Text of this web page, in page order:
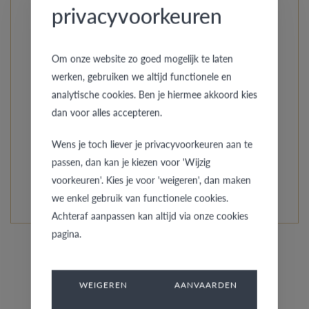
AURODESIGN est la prestigieuse collection d’alliances et
d’une de nos premières collections à avoir vu le jour, vous
y trouverez des créations de divers designers propres.
Dans toutes sortes de styles, matériaux et finitions. Ce
sont la créativité et l’expertise qui confèrent aux bagues
EN SAVOIR PLUS DE CETTE COLLECTION
privacyvoorkeuren
Om onze website zo goed mogelijk te laten
werken, gebruiken we altijd functionele en
analytische cookies. Ben je hiermee akkoord kies
dan voor alles accepteren.
Wens je toch liever je privacyvoorkeuren aan te
passen, dan kan je kiezen voor 'Wijzig
voorkeuren'. Kies je voor 'weigeren', dan maken
we enkel gebruik van functionele cookies.
Achteraf aanpassen kan altijd via onze cookies
pagina.
WEIGEREN AANVAARDEN